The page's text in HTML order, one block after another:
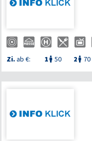
Zi.ab €: 1  50 2  70